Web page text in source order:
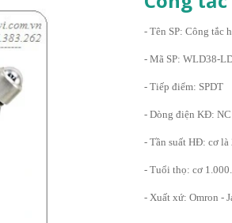
- Tên SP: Công tắc
- Mã SP: WLD38-
- Tiếp điểm: SPDT
- Dòng điện KĐ:
- Tần suất HĐ: cơ
- Tuổi thọ: cơ
- Xuất xứ: Omron -